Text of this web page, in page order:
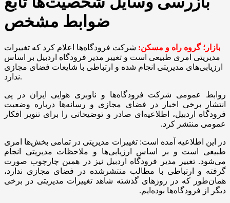
ضوابط مشخص
بازار؛ گروه راه و مسکن: شرکت فرودگاه‌ها اعلام کرد که تغییرات
مدیریتی امری طبیعی است و تغییر مدیر فرودگاه اردبیل بر اساس
ارزیابی‌های مدیریتی انجام شده و ارتباطی با شایعات فضای مجازی
ندارد.
روابط عمومی شرکت فرودگاه‌ها و ناوبری هوایی ایران در پی
انتشار برخی اخبار در فضای مجازی و رسانه‌ها درباره وضعیت
فرودگاه اردبیل، اطلاعیه‌ای صادر و توضیحاتی را برای تنویر افکار
عمومی منتشر کرد.
در این اطلاعیه آمده است: تغییرات مدیریتی در تمامی بخش‌ها امری
طبیعی است و بر اساس ارزیابی‌ها و ملاحظات مدیریتی انجام
می‌شود. تغییر مدیر فرودگاه اردبیل نیز در همین چارچوب صورت
گرفته و ارتباطی با مطالب منتشرشده در فضای مجازی ندارد،
همان‌طور که در روزهای گذشته شاهد تغییرات مدیریتی در برخی
دیگر از فرودگاه‌ها بوده‌ایم.